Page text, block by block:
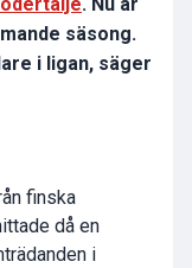
. Nu är
säsong.
i ligan, säger
finska
då en
i